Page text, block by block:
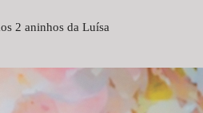
2 aninhos da Luísa